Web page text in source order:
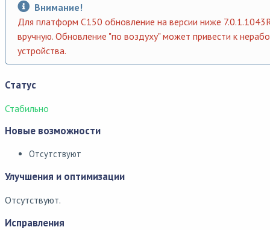
Внимание!
Для платформ С150 обновление на версии ниже
вручную. Обновление "по воздуху" может привести к
устройства.
Статус
Стабильно
Новые возможности
Отсутствуют
Улучшения и оптимизации
Отсутствуют.
Исправления